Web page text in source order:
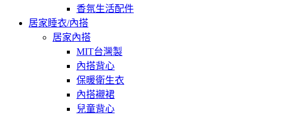
香氛生活配件
居家睡衣/內搭
居家內搭
MIT台灣製
內搭背心
保暖衛生衣
內搭襯裙
兒童背心